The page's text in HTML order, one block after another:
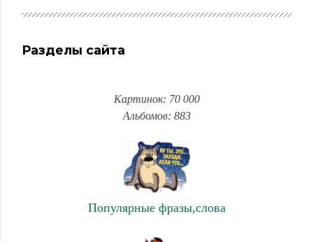
Разделы сайта
Картинок: 70 000
Альбомов: 883
Популярные фразы,слова